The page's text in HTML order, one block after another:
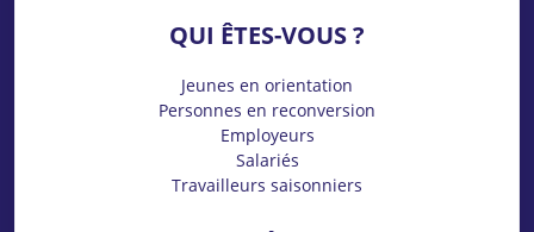
QUI ÊTES-VOUS ?
Jeunes en orientation
Personnes en reconversion
Employeurs
Salariés
Travailleurs saisonniers